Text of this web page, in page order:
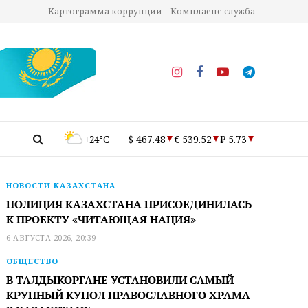
Картограмма коррупции Комплаенс-служба
+24°C $ 467.48 € 539.52 ₽ 5.73
НОВОСТИ КАЗАХСТАНА
ПОЛИЦИЯ КАЗАХСТАНА ПРИСОЕДИНИЛАСЬ
К ПРОЕКТУ «ЧИТАЮЩАЯ НАЦИЯ»
6 АВГУСТА 2026, 20:39
ОБЩЕСТВО
В ТАЛДЫКОРГАНЕ УСТАНОВИЛИ САМЫЙ
КРУПНЫЙ КУПОЛ ПРАВОСЛАВНОГО ХРАМА